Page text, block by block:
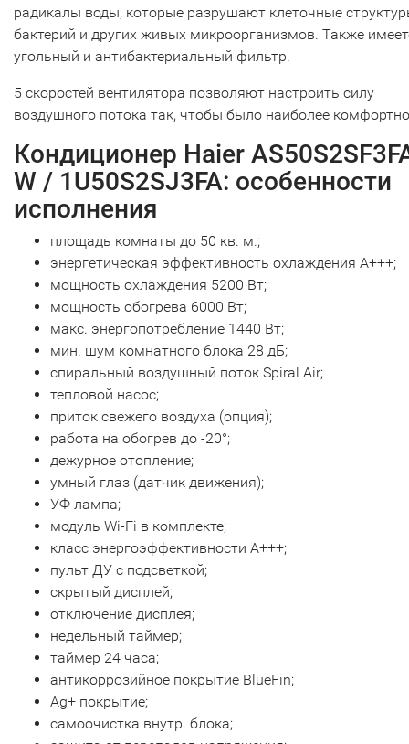
радикалы воды, которые разрушают клеточные
бактерий и других живых микроорганизмов. Также
угольный и антибактериальный фильтр.
5 скоростей вентилятора позволяют настроить силу
воздушного потока так, чтобы было наиболее
Кондиционер Haier
W / 1U50S2SJ3FA: особенности
исполнения
площадь комнаты до 50 кв. м.;
энергетическая эффективность охлаждения А+++;
мощность охлаждения 5200 Вт;
мощность обогрева 6000 Вт;
макс. энергопотребление 1440 Вт;
мин. шум комнатного блока 28 дБ;
спиральный воздушный поток Spiral Air;
тепловой насос;
приток свежего воздуха (опция);
работа на обогрев до -20°;
дежурное отопление;
умный глаз (датчик движения);
УФ лампа;
модуль Wi-Fi в комплекте;
класс энергоэффективности А+++;
пульт ДУ с подсветкой;
скрытый дисплей;
отключение дисплея;
недельный таймер;
таймер 24 часа;
антикоррозийное покрытие BlueFin;
Ag+ покрытие;
самоочистка внутр. блока;